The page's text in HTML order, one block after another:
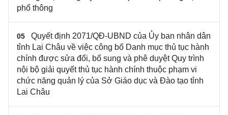
phổ thông
05
Quyết định 2071/QĐ-UBND của Ủy ban nhân dân
tỉnh Lai Châu về việc công bố Danh mục thủ tục hành
chính được sửa đổi, bổ sung và phê duyệt Quy trình
nội bộ giải quyết thủ tục hành chính thuộc phạm vi
chức năng quản lý của Sở Giáo dục và Đào tạo tỉnh
Lai Châu